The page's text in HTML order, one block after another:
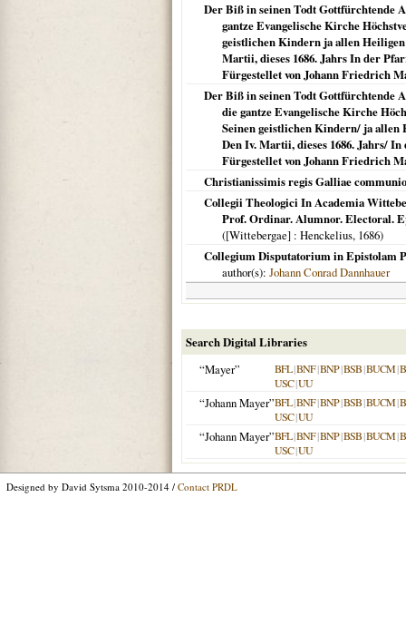
Der Biß in seinen Todt Gottfürchtende
gantze Evangelische Kirche
geistlichen Kindern ja allen
Martii, dieses 1686. Jahrs In der
Fürgestellet von Johann Friedrich
Der Biß in seinen Todt Gottfürchtende
die gantze Evangelische Kirche
Seinen geistlichen Kindern/ ja allen
Den Iv. Martii, dieses 1686. Jahrs/
Fürgestellet von Johann Friedrich
Christianissimis regis Galliae
Collegii Theologici In Academia
Prof. Ordinar. Alumnor. Electoral.
([Wittebergae] : Henckelius, 1686)
Collegium Disputatorium in Epistolam
author(s): Johann Conrad Dannhauer
Search Digital Libraries
“Mayer”
BFL|BNF|BNP|BSB|BUCM|
USC|UU
“Johann Mayer”BFL|BNF|BNP|BSB|BUCM|
USC|UU
“Johann Mayer”BFL|BNF|BNP|BSB|BUCM|
USC|UU
Designed by David Sytsma 2010-2014 / Contact PRDL